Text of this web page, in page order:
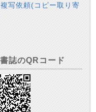
写依頼(コピー取り寄
誌のQRコード